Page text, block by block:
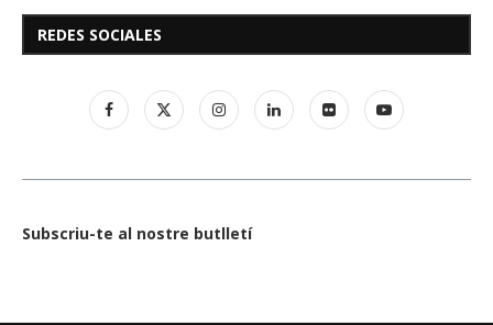
REDES SOCIALES
Subscriu-te al nostre butlletí